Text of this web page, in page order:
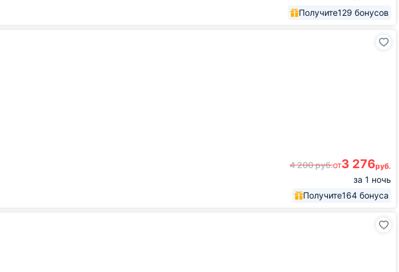
Получите129 бонусов
4 200руб.от3 276руб.
за 1 ночь
Получите164 бонуса